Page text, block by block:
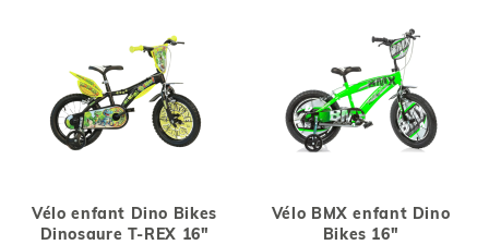
Vélo enfant Dino Bikes
Dinosaure T-REX 16"
Vélo BMX enfant Dino
Bikes 16"